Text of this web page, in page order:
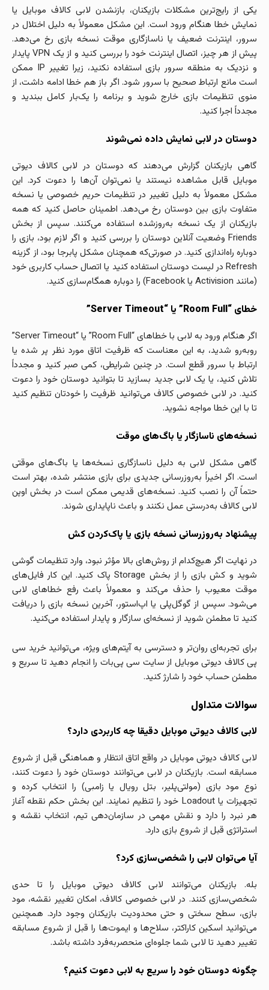
یکی از رایج‌ترین مشکلات بازیکنان، بازنشدن لابی کالاف موبایل یا
نمایش خطا هنگام ورود است. این مشکل معمولاً به دلیل اختلال در
سرور، اینترنت ضعیف یا ناسازگاری موقت نسخه بازی رخ می‌دهد.
پیش از هر چیز، اتصال اینترنت خود را بررسی کنید و از یک VPN پایدار
و نزدیک به منطقه سرور بازی استفاده نکنید، زیرا تغییر IP ممکن
است مانع ارتباط صحیح با سرور شود. اگر باز هم خطا ادامه داشت، از
منوی تنظیمات بازی خارج شوید و برنامه را یک‌بار کامل ببندید و
مجدداً اجرا کنید.
دوستان در لابی نمایش داده نمی‌شوند
گاهی بازیکنان گزارش می‌دهند که دوستان در لابی کالاف دیوتی
موبایل قابل مشاهده نیستند یا نمی‌توان آن‌ها را دعوت کرد. این
مشکل معمولاً به دلیل تغییر در تنظیمات حریم خصوصی یا نسخه
متفاوت بازی بین دوستان رخ می‌دهد. اطمینان حاصل کنید که همه
بازیکنان از یک نسخه به‌روزشده استفاده می‌کنند. سپس از بخش
Friends وضعیت آنلاین دوستان را بررسی کنید و اگر لازم بود، بازی را
دوباره راه‌اندازی کنید. در صورتی‌که همچنان مشکل پابرجا بود، از گزینه
Refresh در لیست دوستان استفاده کنید یا اتصال حساب کاربری خود
(مانند Activision یا Facebook) را دوباره همگام‌سازی کنید.
خطای “Room Full” یا “Server Timeout”
اگر هنگام ورود به لابی با خطاهای “Room Full” یا “Server Timeout”
روبه‌رو شدید، به این معناست که ظرفیت اتاق مورد نظر پر شده یا
ارتباط با سرور قطع است. در چنین شرایطی، کمی صبر کنید و مجدداً
تلاش کنید، یا یک لابی جدید بسازید تا بتوانید دوستان خود را دعوت
کنید. در لابی خصوصی کالاف می‌توانید ظرفیت را خودتان تنظیم کنید
تا با این خطا مواجه نشوید.
نسخه‌های ناسازگار یا باگ‌های موقت
گاهی مشکل لابی به دلیل ناسازگاری نسخه‌ها یا باگ‌های موقتی
است. اگر اخیراً به‌روزرسانی جدیدی برای بازی منتشر شده، بهتر است
حتماً آن را نصب کنید. نسخه‌های قدیمی ممکن است در بخش اوپن
لابی کالاف به‌درستی عمل نکنند و باعث ناپایداری شوند.
پیشنهاد به‌روزرسانی نسخه بازی یا پاک‌کردن کش
در نهایت اگر هیچ‌کدام از روش‌های بالا مؤثر نبود، وارد تنظیمات گوشی
شوید و کش بازی را از بخش Storage پاک کنید. این کار فایل‌های
موقت معیوب را حذف می‌کند و معمولاً باعث رفع خطاهای لابی
می‌شود. سپس از گوگل‌پلی یا اپ‌استور، آخرین نسخه بازی را دریافت
کنید تا مطمئن شوید از نسخه‌ای سازگار و پایدار استفاده می‌کنید.
برای تجربه‌ای روان‌تر و دسترسی به آیتم‌های ویژه، می‌توانید خرید سی
پی کالاف دیوتی موبایل از سایت سی پی‌بات را انجام دهید تا سریع و
مطمئن حساب خود را شارژ کنید.
سوالات متداول
لابی کالاف دیوتی موبایل دقیقا چه کاربردی دارد؟
لابی کالاف دیوتی موبایل در واقع اتاق انتظار و هماهنگی قبل از شروع
مسابقه است. بازیکنان در لابی می‌توانند دوستان خود را دعوت کنند،
نوع مود بازی (مولتی‌پلیر، بتل رویال یا زامبی) را انتخاب کرده و
تجهیزات یا Loadout خود را تنظیم نمایند. این بخش حکم نقطه آغاز
هر نبرد را دارد و نقش مهمی در سازمان‌دهی تیم، انتخاب نقشه و
استراتژی قبل از شروع بازی دارد.
آیا می‌توان لابی را شخصی‌سازی کرد؟
بله. بازیکنان می‌توانند لابی کالاف دیوتی موبایل را تا حدی
شخصی‌سازی کنند. در لابی خصوصی کالاف، امکان تغییر نقشه، مود
بازی، سطح سختی و حتی محدودیت بازیکنان وجود دارد. همچنین
می‌توانید اسکین کاراکتر، سلاح‌ها و ایموت‌ها را قبل از شروع مسابقه
تغییر دهید تا لابی شما جلوه‌ای منحصربه‌فرد داشته باشد.
چگونه دوستان خود را سریع به لابی دعوت کنیم؟